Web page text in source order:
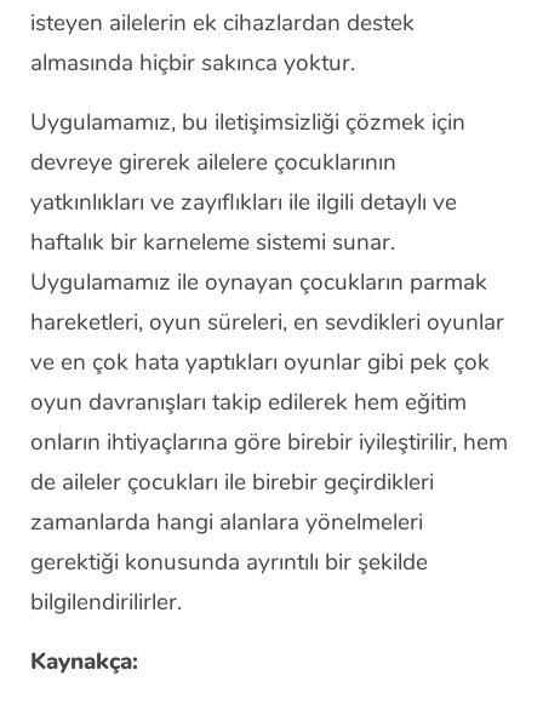
isteyen ailelerin ek cihazlardan destek
almasında hiçbir sakınca yoktur.
Uygulamamız, bu iletişimsizliği çözmek için
devreye girerek ailelere çocuklarının
yatkınlıkları ve zayıflıkları ile ilgili detaylı ve
haftalık bir karneleme sistemi sunar.
Uygulamamız ile oynayan çocukların parmak
hareketleri, oyun süreleri, en sevdikleri oyunlar
ve en çok hata yaptıkları oyunlar gibi pek çok
oyun davranışları takip edilerek hem eğitim
onların ihtiyaçlarına göre birebir iyileştirilir, hem
de aileler çocukları ile birebir geçirdikleri
zamanlarda hangi alanlara yönelmeleri
gerektiği konusunda ayrıntılı bir şekilde
bilgilendirilirler.
Kaynakça: